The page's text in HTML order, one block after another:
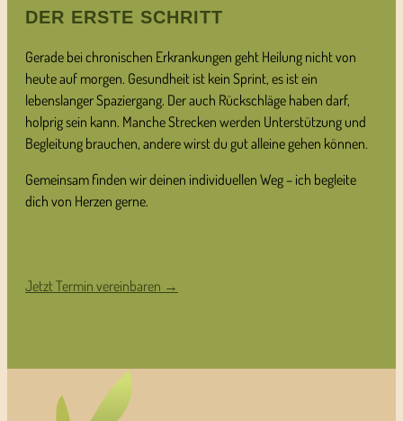
DER ERSTE SCHRITT
Gerade bei chronischen Erkrankungen geht Heilung nicht von
heute auf morgen. Gesundheit ist kein Sprint, es ist ein
lebenslanger Spaziergang. Der auch Rückschläge haben darf,
holprig sein kann. Manche Strecken werden Unterstützung und
Begleitung brauchen, andere wirst du gut alleine gehen können.
Gemeinsam finden wir deinen individuellen Weg – ich begleite
dich von Herzen gerne.
Jetzt Termin vereinbaren →